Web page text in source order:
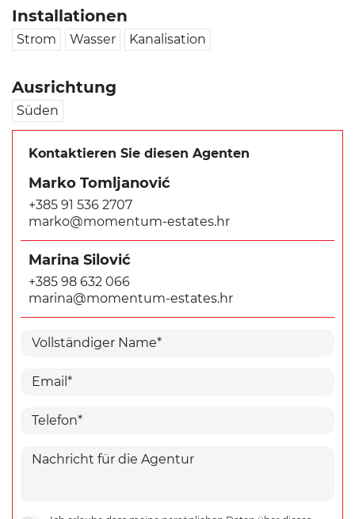
Installationen
Strom Wasser Kanalisation
Ausrichtung
Süden
Kontaktieren Sie diesen Agenten
Marko Tomljanović
+385 91 536 2707
marko@momentum-estates.hr
Marina Silović
+385 98 632 066
marina@momentum-estates.hr